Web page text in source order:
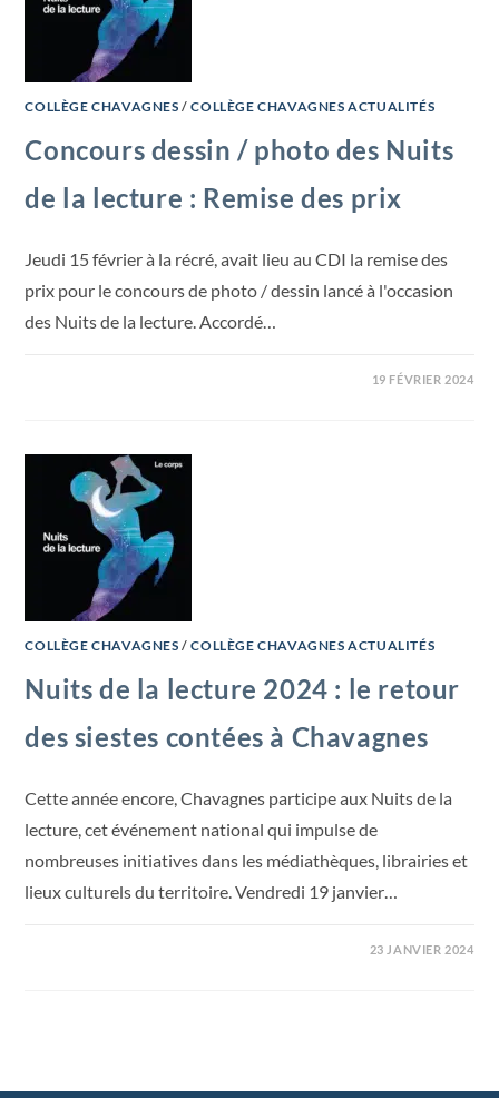
COLLÈGE CHAVAGNES /COLLÈGE CHAVAGNES ACTUALITÉS
Concours dessin / photo des Nuits
de la lecture : Remise des prix
Jeudi 15 février à la récré, avait lieu au CDI la remise des
prix pour le concours de photo / dessin lancé à l'occasion
des Nuits de la lecture. Accordé…
19 FÉVRIER 2024
COLLÈGE CHAVAGNES /COLLÈGE CHAVAGNES ACTUALITÉS
Nuits de la lecture 2024 : le retour
des siestes contées à Chavagnes
Cette année encore, Chavagnes participe aux Nuits de la
lecture, cet événement national qui impulse de
nombreuses initiatives dans les médiathèques, librairies et
lieux culturels du territoire. Vendredi 19 janvier…
23 JANVIER 2024